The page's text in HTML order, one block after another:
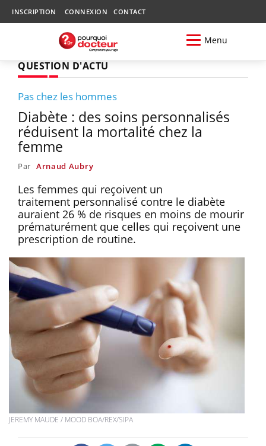
INSCRIPTION CONNEXION CONTACT
Menu
QUESTION D'ACTU
Pas chez les hommes
Diabète : des soins personnalisés
réduisent la mortalité chez la
femme
Par Arnaud Aubry
Les femmes qui reçoivent un
traitement personnalisé contre le diabète
auraient 26 % de risques en moins de mourir
prématurément que celles qui reçoivent une
prescription de routine.
JEREMY MAUDE / MOOD BOA/REX/SIPA